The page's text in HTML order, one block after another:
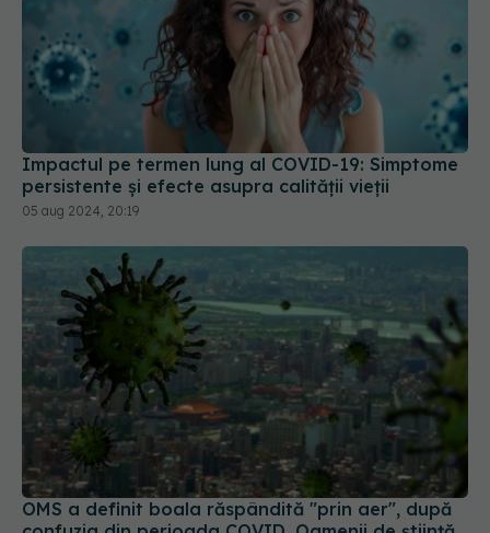
Impactul pe termen lung al COVID-19: Simptome
persistente și efecte asupra calității vieții
05 aug 2024, 20:19
OMS a definit boala răspândită "prin aer", după